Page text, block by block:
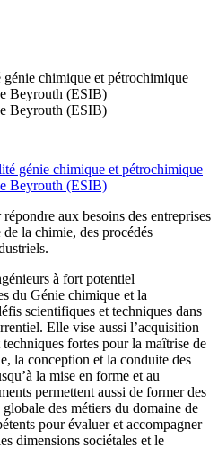
chimique et pétrochimique
Beyrouth (ESIB)
Beyrouth (ESIB)
aux besoins des entreprises
la chimie, des procédés
à fort potentiel
du Génie chimique et la
scientifiques et techniques dans
Elle vise aussi l’acquisition
fortes pour la maîtrise de
la conception et la conduite des
la mise en forme et au
permettent aussi de former des
des métiers du domaine de
pour évaluer et accompagner
dimensions sociétales et le